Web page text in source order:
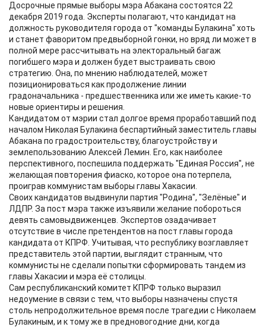
Досрочные прямые выборы мэра Абакана состоятся 22
декабря 2019 года. Эксперты полагают, что кандидат на
должность руководителя города от "команды Булакина" хоть
и станет фаворитом предвыборной гонки, но вряд ли может в
полной мере рассчитывать на электоральный багаж
погибшего мэра и должен будет выстраивать свою
стратегию. Она, по мнению наблюдателей, может
позиционироваться как продолжение линии
градоначальника - предшественника или же иметь какие-то
новые ориентиры и решения.
Кандидатом от мэрии стал долгое время проработавший под
началом Николая Булакина беспартийный заместитель главы
Абакана по градостроительству, благоустройству и
землепользованию Алексей Лемин. Его, как наиболее
перспективного, поспешила поддержать "Единая Россия", не
желающая повторения фиаско, которое она потерпела,
проиграв коммунистам выборы главы Хакасии.
Своих кандидатов выдвинули партия "Родина", "Зелёные" и
ЛДПР. За пост мэра также изъявили желание побороться
девять самовыдвиженцев. Экспертов озадачивает
отсутствие в числе претендентов на пост главы города
кандидата от КПРФ. Учитывая, что республику возглавляет
представитель этой партии, выглядит странным, что
коммунисты не сделали попытки сформировать тандем из
главы Хакасии и мэра её столицы.
Сам республиканский комитет КПРФ только выразил
недоумение в связи с тем, что выборы назначены спустя
столь непродолжительное время после трагедии с Николаем
Булакиным, и к тому же в предновогодние дни, когда